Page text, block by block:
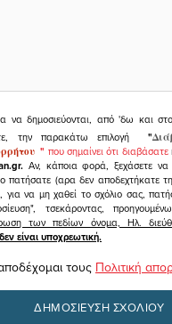
να δημοσιεύονται, από 'δω και
την παρακάτω επιλογή
"
" που σημαίνει ότι διαβάσατε
Αν, κάποια φορά, ξεχάσετε
πατήσατε (αρα δεν αποδεχτήκατε
για να μη χαθεί το σχόλιο σας,
τσεκάροντας,
των πεδίων όνομα, Ηλ.
δεν είναι υποχρεωτική.
τους Πολιτική